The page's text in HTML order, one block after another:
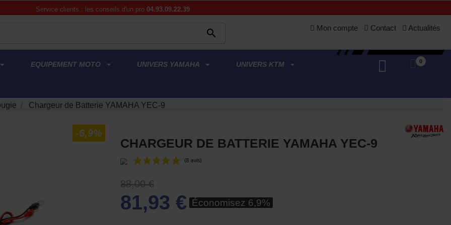
Service clients : les conseils d'un pro 04.93.09.22.39
 Mon compte Contact Actualités
EQUIPEMENT MOTO UNIVERS YAMAHA UNIVERS KTM 0
Chargeur de Batterie YAMAHA YEC-9
-6,9%
CHARGEUR DE BATTERIE YAMAHA YEC-9
88,00 €
81,93 € Économisez 6,9%